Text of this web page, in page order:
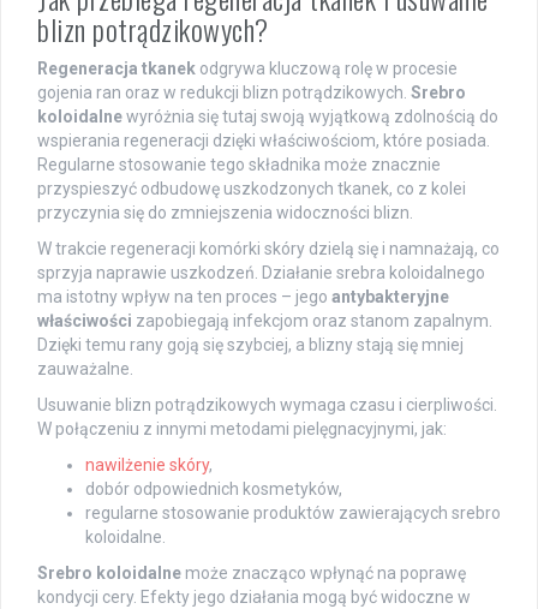
blizn potrądzikowych?
Regeneracja tkanek odgrywa kluczową rolę w procesie
gojenia ran oraz w redukcji blizn potrądzikowych. Srebro
koloidalnewyróżnia się tutaj swoją wyjątkową zdolnością do
wspierania regeneracji dzięki właściwościom, które posiada.
Regularne stosowanie tego składnika może znacznie
przyspieszyć odbudowę uszkodzonych tkanek, co z kolei
przyczynia się do zmniejszenia widoczności blizn.
W trakcie regeneracji komórki skóry dzielą się i namnażają, co
sprzyja naprawie uszkodzeń. Działanie srebra koloidalnego
ma istotny wpływ na ten proces – jego antybakteryjne
właściwości zapobiegają infekcjom oraz stanom zapalnym.
Dzięki temu rany goją się szybciej, a blizny stają się mniej
zauważalne.
Usuwanie blizn potrądzikowych wymaga czasu i cierpliwości.
W połączeniu z innymi metodami pielęgnacyjnymi, jak:
nawilżenie skóry,
dobór odpowiednich kosmetyków,
regularne stosowanie produktów zawierających srebro
koloidalne.
Srebro koloidalne może znacząco wpłynąć na poprawę
kondycji cery. Efekty jego działania mogą być widoczne w